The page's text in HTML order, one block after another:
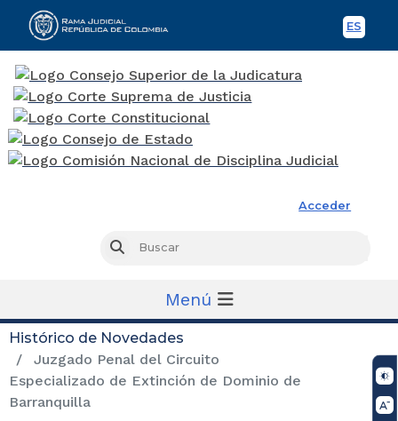
ES
Acceder
Buscar
Menú
Histórico de Novedades
Juzgado Penal del Circuito
Especializado de Extinción de Dominio de
Barranquilla